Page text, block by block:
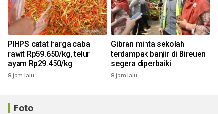
PIHPS catat harga cabai
rawit Rp59.650/kg, telur
ayam Rp29.450/kg
8 jam lalu
Gibran minta sekolah
terdampak banjir di Bireuen
segera diperbaiki
8 jam lalu
Foto